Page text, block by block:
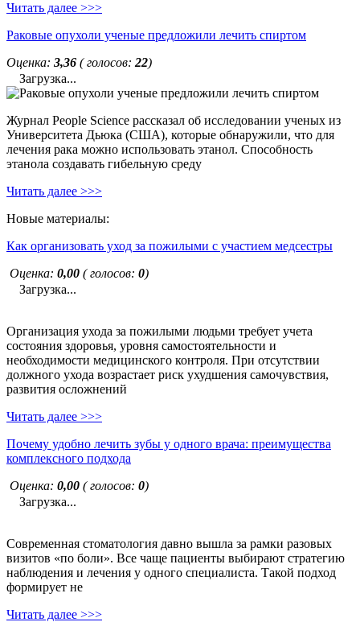
Читать далее >>>
Раковые опухоли ученые предложили лечить спиртом
Оценка: 3,36 ( голосов: 22)
Загрузка...
Журнал People Science рассказал об исследовании ученых из
Университета Дьюка (США), которые обнаружили, что для
лечения рака можно использовать этанол. Способность
этанола создавать гибельную среду
Читать далее >>>
Новые материалы:
Как организовать уход за пожилыми с участием медсестры
Оценка: 0,00 ( голосов: 0)
Загрузка...
Организация ухода за пожилыми людьми требует учета
состояния здоровья, уровня самостоятельности и
необходимости медицинского контроля. При отсутствии
должного ухода возрастает риск ухудшения самочувствия,
развития осложнений
Читать далее >>>
Почему удобно лечить зубы у одного врача: преимущества
комплексного подхода
Оценка: 0,00 ( голосов: 0)
Загрузка...
Современная стоматология давно вышла за рамки разовых
визитов «по боли». Все чаще пациенты выбирают стратегию
наблюдения и лечения у одного специалиста. Такой подход
формирует не
Читать далее >>>